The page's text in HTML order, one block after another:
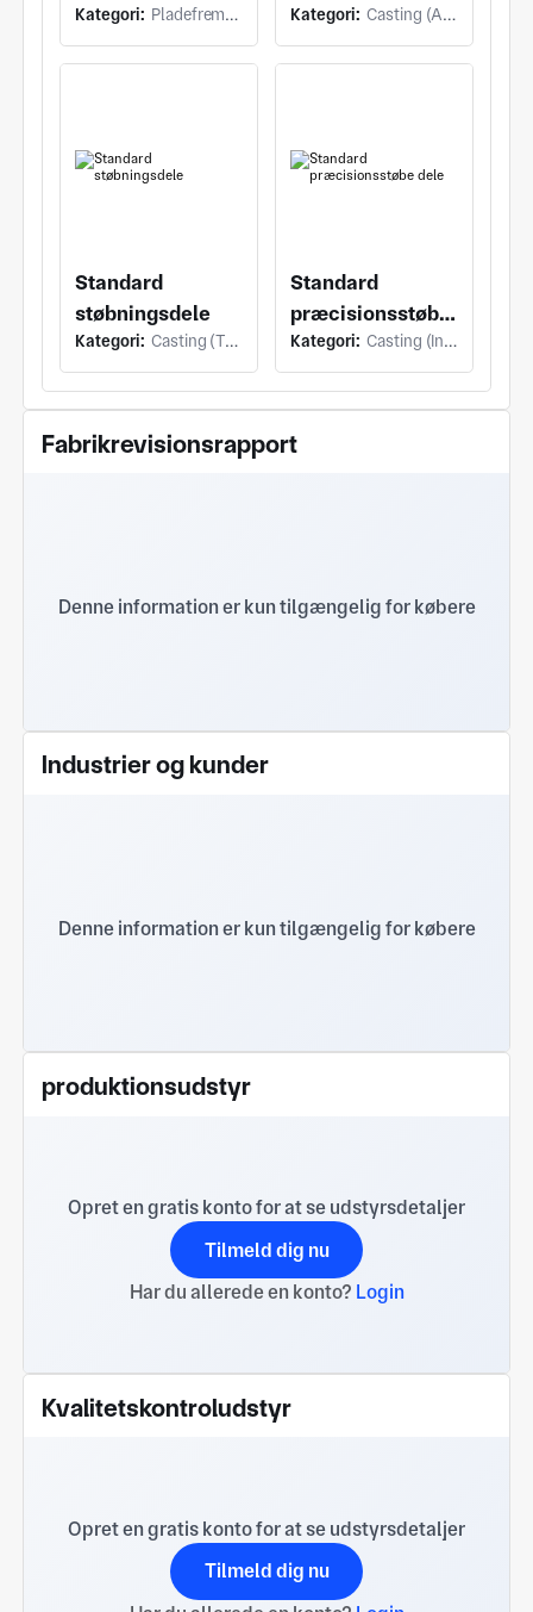
Kategori: Pladefremstilling (Andre Ekstrudering)
dele
Kategori: Casting (Andre Ekstrudering)
Standard
støbningsdele
Kategori: Casting (Trykstøbning)
Standard
præcisionsstøbe
dele
Kategori: Casting (Investeringsstøbning)
Fabrikrevisionsrapport
Denne information er kun tilgængelig for købere
Industrier og kunder
Denne information er kun tilgængelig for købere
produktionsudstyr
Opret en gratis konto for at se udstyrsdetaljer
Tilmeld dig nu
Har du allerede en konto? Login
Kvalitetskontroludstyr
Opret en gratis konto for at se udstyrsdetaljer
Tilmeld dig nu